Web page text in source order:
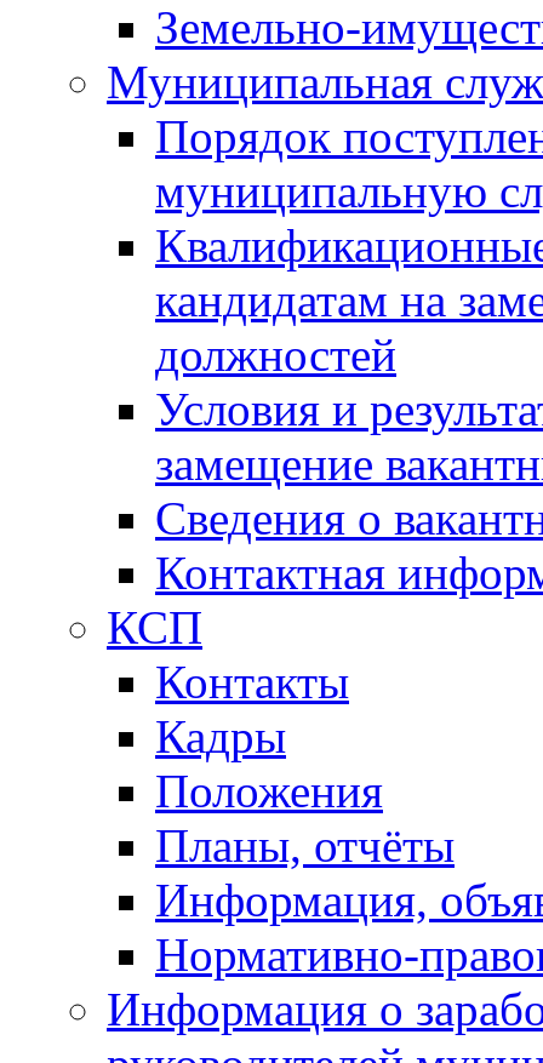
Земельно-
Муниципальная
Порядок
муниципальную
кандидатам на
должностей
Условия и
замещение
Сведения о
Контактная
КСП
Контакты
Кадры
Положения
Планы, отчёты
Информация,
Нормативно-
Информация о